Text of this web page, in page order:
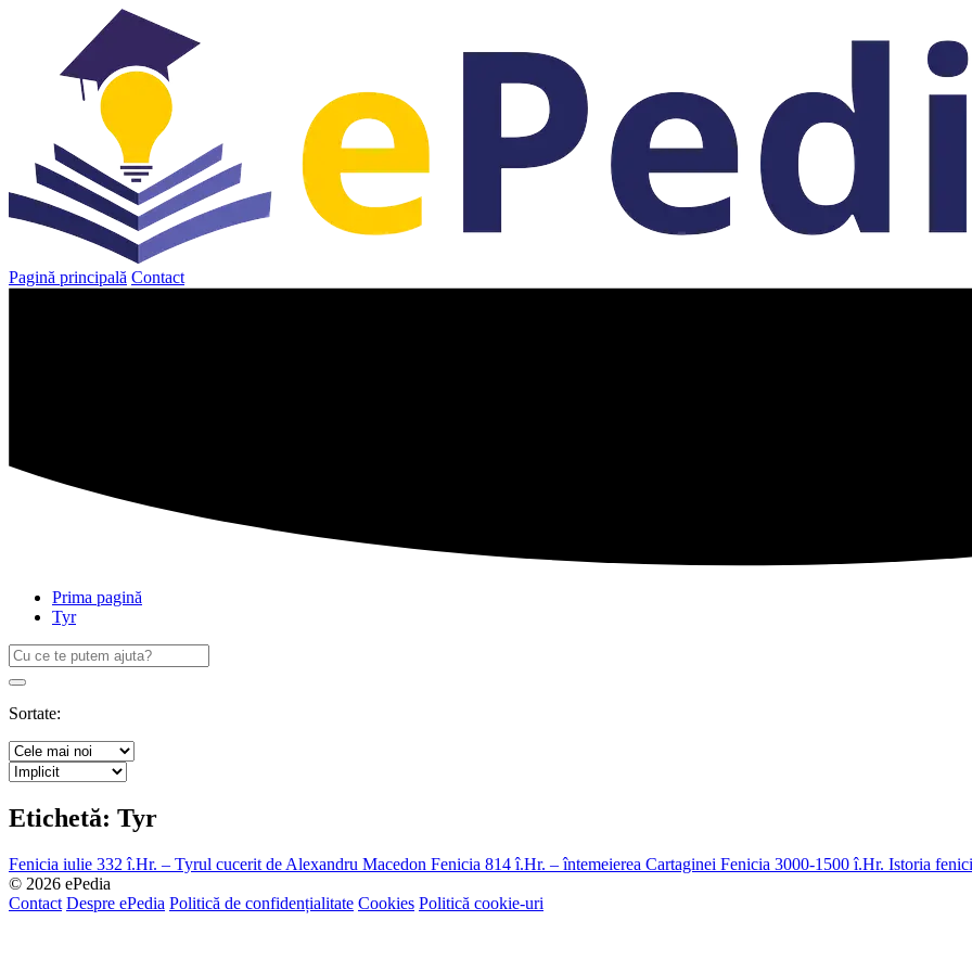
Pagină principală Contact
Prima pagină
Tyr
Caută
după:
Search
Sortate:
Etichetă: Tyr
Fenicia iulie 332 î.Hr. – Tyrul cucerit de Alexandru Macedon Fenicia 814 î.Hr. – întemeierea Cartaginei Fenicia 3000-1500 î.Hr. Istoria
© 2026 ePedia
Contact Despre ePedia Politică de confidențialitate Cookies Politică cookie-uri